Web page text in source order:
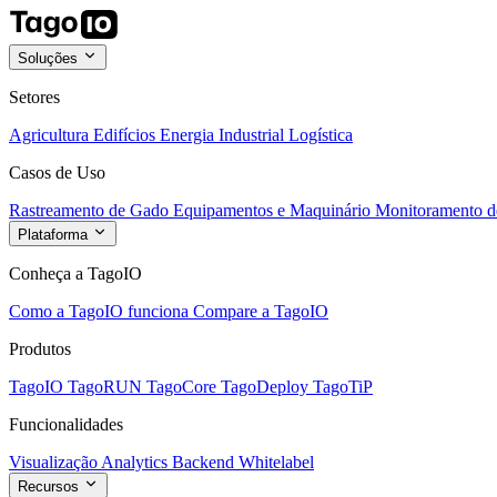
Soluções
Setores
Agricultura Edifícios Energia Industrial Logística
Casos de Uso
Rastreamento de Gado Equipamentos e Maquinário Monitoramento
Plataforma
Conheça a TagoIO
Como a TagoIO funciona Compare a TagoIO
Produtos
TagoIO TagoRUN TagoCore TagoDeploy TagoTiP
Funcionalidades
Visualização Analytics Backend Whitelabel
Recursos